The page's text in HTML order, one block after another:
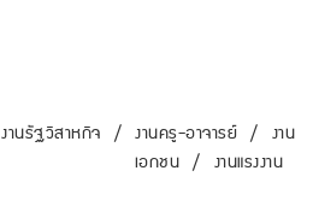
งานรัฐวิสาหกิจ / งานครู-อาจารย์ / งาน
เอกชน / งานแรงงาน